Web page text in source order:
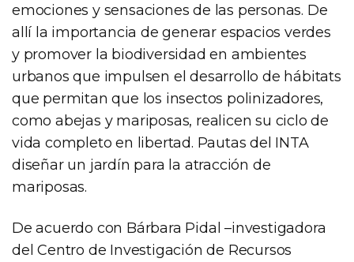
emociones y sensaciones de las personas. De
allí la importancia de generar espacios verdes
y promover la biodiversidad en ambientes
urbanos que impulsen el desarrollo de hábitats
que permitan que los insectos polinizadores,
como abejas y mariposas, realicen su ciclo de
vida completo en libertad. Pautas del INTA
diseñar un jardín para la atracción de
mariposas.
De acuerdo con Bárbara Pidal –investigadora
del Centro de Investigación de Recursos